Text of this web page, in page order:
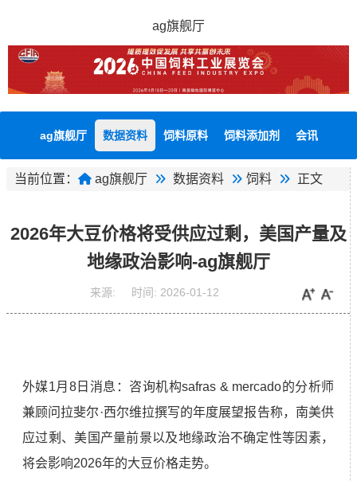
ag旗舰厅
ag旗舰厅 数据资料 饲料原料 饲料添加剂 会讯
当前位置： ag旗舰厅 数据资料 饲料 正文
2026年大豆价格将受供应过剩，美国产量及
地缘政治影响-ag旗舰厅
来源: 时间: 2026-01-12
外媒1月8日消息：咨询机构safras & mercado的分析师
兼顾问拉斐尔·西尔维拉撰写的年度展望报告称，南美供
应过剩、美国产量前景以及地缘政治不确定性等因素，
将会影响2026年的大豆价格走势。